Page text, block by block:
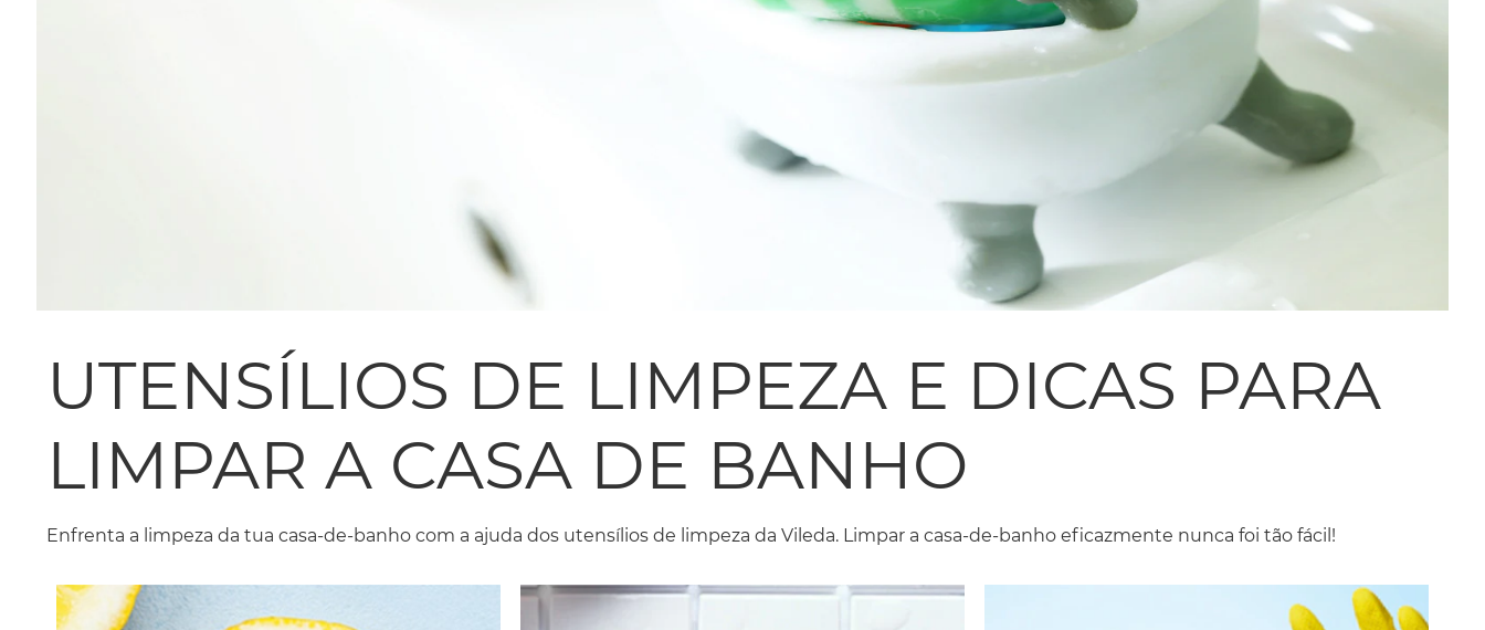
UTENSÍLIOS DE LIMPEZA E DICAS PARA
LIMPAR A CASA DE BANHO
Enfrenta a limpeza da tua casa-de-banho com a ajuda dos utensílios de limpeza da Vileda. Limpar a casa-de-banho eficazmente nunca foi tão fácil!